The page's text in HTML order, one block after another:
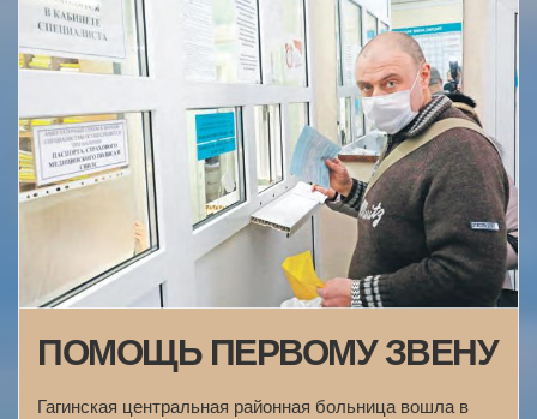
ПОМОЩЬ ПЕРВОМУ ЗВЕНУ
Гагинская центральная районная больница вошла в